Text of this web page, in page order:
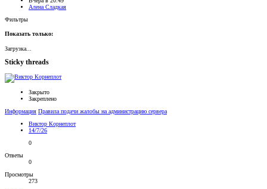
Алена Сладкая
Фильтры
Показать только:
Загрузка...
Sticky threads
Закрыто
Закреплено
Информация Правила подачи жалобы на администрацию сервера
Виктор Корнеплот
14/7/26
0
Ответы
0
Просмотры
273